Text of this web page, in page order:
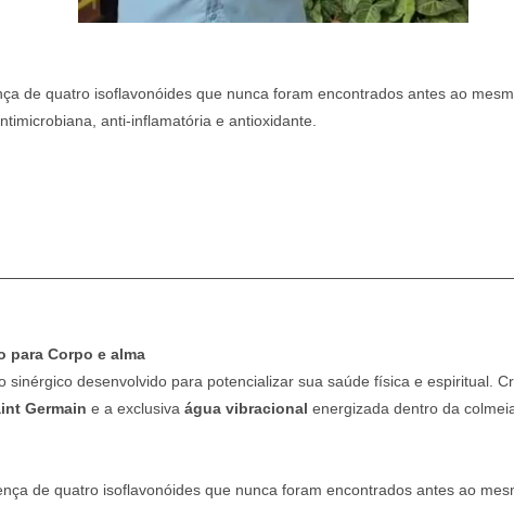
de quatro isoflavonóides que nunca foram encontrados antes ao
anti-inflamatória e antioxidante.
para Corpo e alma
sinérgico desenvolvido para potencializar sua saúde física e espiritual.
Germain e a exclusiva água vibracional energizada dentro da
de quatro isoflavonóides que nunca foram encontrados antes ao